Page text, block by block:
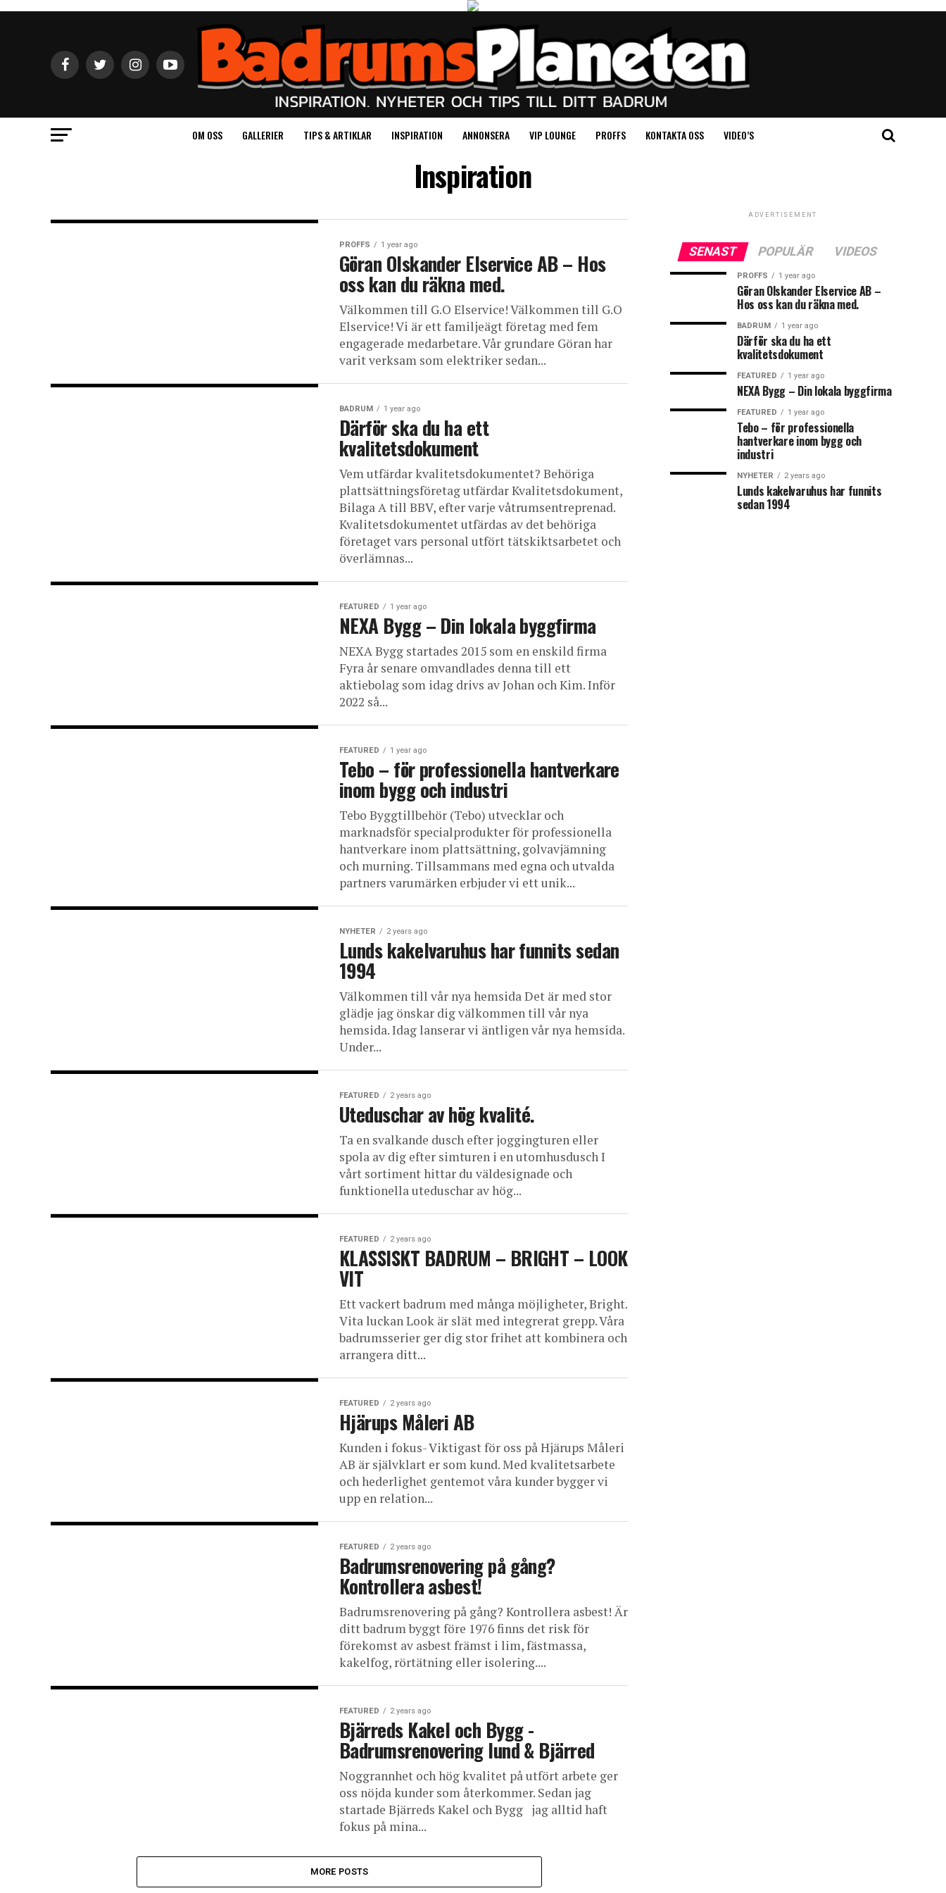
OM OSS GALLERIER TIPS & ARTIKLAR INSPIRATION ANNONSERA VIP LOUNGE PROFFS KONTAKTA OSS VIDEO’S
Inspiration
PROFFS 1 year ago
Göran Olskander Elservice AB – Hos
oss kan du räkna med.
Välkommen till G.O Elservice! Välkommen till G.O
Elservice! Vi är ett familjeägt företag med fem
engagerade medarbetare. Vår grundare Göran har
varit verksam som elektriker sedan...
BADRUM 1 year ago
Därför ska du ha ett
kvalitetsdokument
Vem utfärdar kvalitetsdokumentet? Behöriga
plattsättningsföretag utfärdar Kvalitetsdokument,
Bilaga A till BBV, efter varje våtrumsentreprenad.
Kvalitetsdokumentet utfärdas av det behöriga
företaget vars personal utfört tätskiktsarbetet och
överlämnas...
FEATURED 1 year ago
NEXA Bygg – Din lokala byggfirma
NEXA Bygg startades 2015 som en enskild firma
Fyra år senare omvandlades denna till ett
aktiebolag som idag drivs av Johan och Kim. Inför
2022 så...
FEATURED 1 year ago
Tebo – för professionella hantverkare
inom bygg och industri
Tebo Byggtillbehör (Tebo) utvecklar och
marknadsför specialprodukter för professionella
hantverkare inom plattsättning, golvavjämning
och murning. Tillsammans med egna och utvalda
partners varumärken erbjuder vi ett unik...
NYHETER 2 years ago
Lunds kakelvaruhus har funnits sedan
1994
Välkommen till vår nya hemsida Det är med stor
glädje jag önskar dig välkommen till vår nya
hemsida. Idag lanserar vi äntligen vår nya hemsida.
Under...
FEATURED 2 years ago
Uteduschar av hög kvalité.
Ta en svalkande dusch efter joggingturen eller
spola av dig efter simturen i en utomhusdusch I
vårt sortiment hittar du väldesignade och
funktionella uteduschar av hög...
FEATURED 2 years ago
KLASSISKT BADRUM – BRIGHT – LOOK
VIT
Ett vackert badrum med många möjligheter, Bright.
Vita luckan Look är slät med integrerat grepp. Våra
badrumsserier ger dig stor frihet att kombinera och
arrangera ditt...
FEATURED 2 years ago
Hjärups Måleri AB
Kunden i fokus- Viktigast för oss på Hjärups Måleri
AB är självklart er som kund. Med kvalitetsarbete
och hederlighet gentemot våra kunder bygger vi
upp en relation...
FEATURED 2 years ago
Badrumsrenovering på gång?
Kontrollera asbest!
Badrumsrenovering på gång? Kontrollera asbest! Är
ditt badrum byggt före 1976 finns det risk för
förekomst av asbest främst i lim, fästmassa,
kakelfog, rörtätning eller isolering....
FEATURED 2 years ago
Bjärreds Kakel och Bygg -
Badrumsrenovering lund & Bjärred
Noggrannhet och hög kvalitet på utfört arbete ger
oss nöjda kunder som återkommer. Sedan jag
startade Bjärreds Kakel och Bygg jag alltid haft
fokus på mina...
MORE POSTS
ADVERTISEMENT
SENAST POPULÄR VIDEOS
PROFFS 1 year ago
Göran Olskander Elservice AB –
Hos oss kan du räkna med.
BADRUM 1 year ago
Därför ska du ha ett
kvalitetsdokument
FEATURED 1 year ago
NEXA Bygg – Din lokala byggfirma
FEATURED 1 year ago
Tebo – för professionella
hantverkare inom bygg och
industri
NYHETER 2 years ago
Lunds kakelvaruhus har funnits
sedan 1994